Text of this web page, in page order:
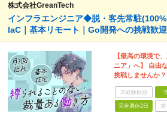
株式会社GreanTech
インフラエンジニア◆脱・客先常駐(100%
IaC｜基本リモート｜Go開発への挑戦歓迎
【最高の環境で
ニア」へ】 自由
挑戦しませんか？
未経験歓迎
完全週休2日 賞